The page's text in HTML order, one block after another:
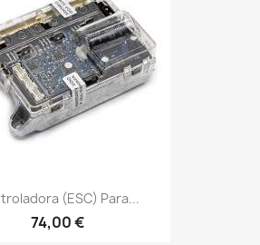
(ESC) Para...
74,00 €